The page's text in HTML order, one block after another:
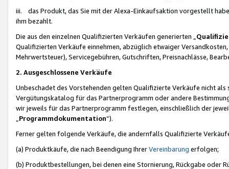
iii. das Produkt, das Sie mit der Alexa-Einkaufsaktion vorgestellt
ihm bezahlt.
Die aus den einzelnen Qualifizierten Verkäufen generierten „
Qualifizierten Verkäufe einnehmen, abzüglich etwaiger
Mehrwertsteuer), Servicegebühren, Gutschriften, Preisnachlässe,
2. Ausgeschlossene Verkäufe
Unbeschadet des Vorstehenden gelten Qualifizierte Verkäufe nicht
Vergütungskatalog für das Partnerprogramm oder andere
wir jeweils für das Partnerprogramm festlegen, einschließlich der
Programmdokumentation“).
Ferner gelten folgende Verkäufe, die andernfalls Qualifizierte
(a) Produktkäufe, die nach Beendigung IhrerVereinbarung erfolgen;
(b) Produktbestellungen, bei denen eine Stornierung, Rückgabe oder